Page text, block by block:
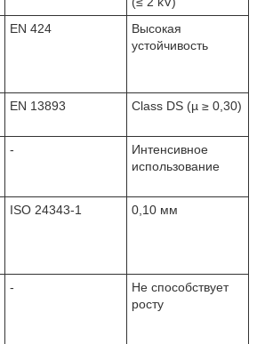
EN 424
Высокая
устойчивость
EN 13893 Class DS (µ ≥ 0,30)
-
Интенсивное
использование
ISO 24343-1 0,10 мм
-
Не способствует
росту